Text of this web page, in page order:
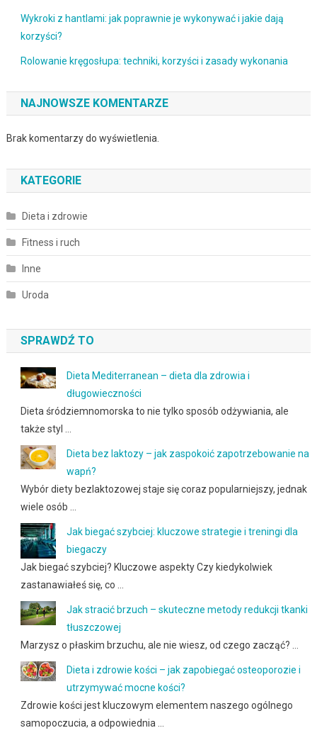
Wykroki z hantlami: jak poprawnie je wykonywać i jakie dają
korzyści?
Rolowanie kręgosłupa: techniki, korzyści i zasady wykonania
NAJNOWSZE KOMENTARZE
Brak komentarzy do wyświetlenia.
KATEGORIE
Dieta i zdrowie
Fitness i ruch
Inne
Uroda
SPRAWDŹ TO
Dieta Mediterranean – dieta dla zdrowia i
długowieczności
Dieta śródziemnomorska to nie tylko sposób odżywiania, ale
także styl …
Dieta bez laktozy – jak zaspokoić zapotrzebowanie na
wapń?
Wybór diety bezlaktozowej staje się coraz popularniejszy, jednak
wiele osób …
Jak biegać szybciej: kluczowe strategie i treningi dla
biegaczy
Jak biegać szybciej? Kluczowe aspekty Czy kiedykolwiek
zastanawiałeś się, co …
Jak stracić brzuch – skuteczne metody redukcji tkanki
tłuszczowej
Marzysz o płaskim brzuchu, ale nie wiesz, od czego zacząć? …
Dieta i zdrowie kości – jak zapobiegać osteoporozie i
utrzymywać mocne kości?
Zdrowie kości jest kluczowym elementem naszego ogólnego
samopoczucia, a odpowiednia …